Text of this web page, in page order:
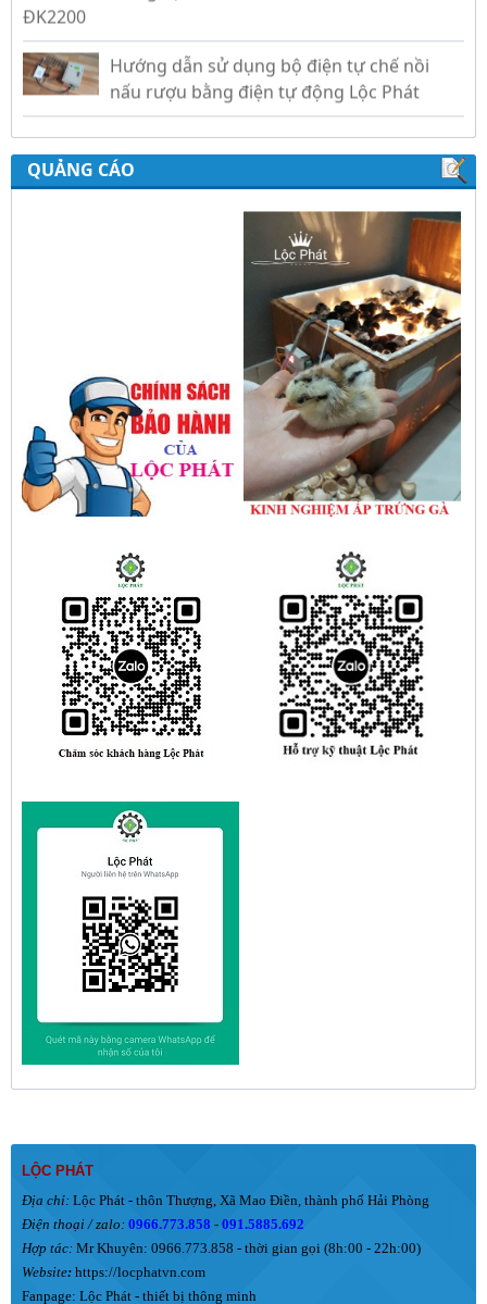
Hướng dẫn sử dụng bộ điện tự chế nồi
nấu rượu bằng điện tự động Lộc Phát
Hướng dẫn sử dụng bộ điều khiển ủ sữa
chua công nghiệp Lộc Phát
Hướng dẫn sử dụng bộ điều khiển độ ẩm
gold, nhiệt độ và ánh sáng tự động Lộc
QUẢNG CÁO
LỘC PHÁT
Địa chỉ: Lộc Phát - thôn Thượng, Xã Mao Điền, thành phố Hải Phòng
Điện thoại / zalo: 0966.773.858 - 091.5885.692
Hợp tác: Mr Khuyên: 0966.773.858 - thời gian gọi (8h:00 - 22h:00)
Website: https://locphatvn.com
Fanpage: Lộc Phát - thiết bị thông minh